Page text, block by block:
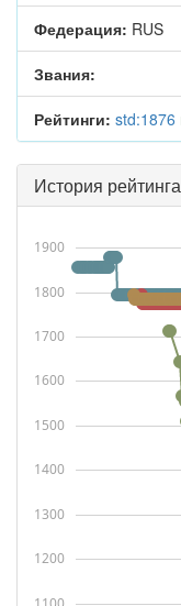
Федерация: RUS
Звания:
Рейтинги: std:1876
История рейтинга
1200
1300
1400
1500
1600
1700
1800
1900